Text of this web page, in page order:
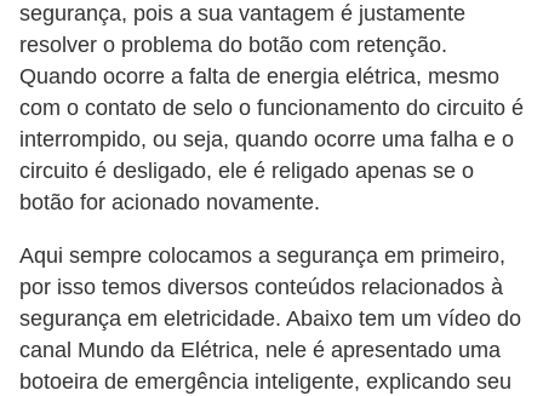
segurança, pois a sua vantagem é justamente
resolver o problema do botão com retenção.
Quando ocorre a falta de energia elétrica, mesmo
com o contato de selo o funcionamento do circuito é
interrompido, ou seja, quando ocorre uma falha e o
circuito é desligado, ele é religado apenas se o
botão for acionado novamente.
Aqui sempre colocamos a segurança em primeiro,
por isso temos diversos conteúdos relacionados à
segurança em eletricidade. Abaixo tem um vídeo do
canal Mundo da Elétrica, nele é apresentado uma
botoeira de emergência inteligente, explicando seu
s
t
ó
i
a
d
a
e
l